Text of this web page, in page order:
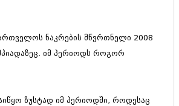
ნაკრების მწვრთნელი 2008
იმ პერიოდს როგორ
ზუსტად იმ პერიოდში, როდესაც